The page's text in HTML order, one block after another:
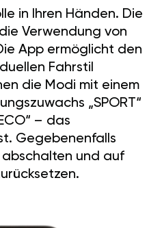
in Ihren Händen. Die
Verwendung von
App ermöglicht den
Fahrstil
die Modi mit einem
„SPORT“
– das
Gegebenenfalls
und auf